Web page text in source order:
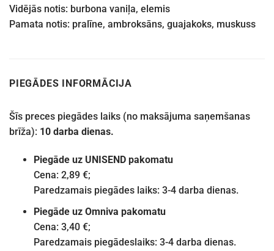
Vidējās notis: burbona vaniļa, elemis
Pamata notis: pralīne, ambroksāns, guajakoks, muskuss
PIEGĀDES INFORMĀCIJA
Šīs preces piegādes laiks (no maksājuma saņemšanas
brīža): 10 darba dienas.
Piegāde uz UNISEND pakomatu
Cena: 2,89 €;
Paredzamais piegādes laiks: 3-4 darba dienas.
Piegāde uz Omniva pakomatu
Cena: 3,40 €;
Paredzamais piegādeslaiks: 3-4 darba dienas.